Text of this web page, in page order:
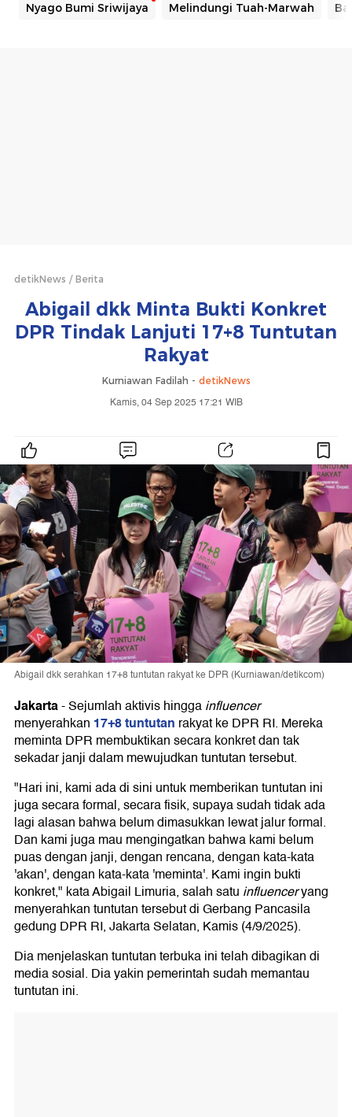
Nyago Bumi Sriwijaya Melindungi Tuah-Marwah
detikNews Berita
Abigail dkk Minta Bukti Konkret
DPR Tindak Lanjuti 17+8 Tuntutan
Rakyat
Kurniawan Fadilah - detikNews
Kamis, 04 Sep 2025 17:21 WIB
Abigail dkk serahkan 17+8 tuntutan rakyat ke DPR (Kurniawan/detikcom)
Jakarta-Sejumlah aktivis hinggainfluencer
menyerahkan 17+8 tuntutan rakyat ke DPR RI. Mereka
meminta DPR membuktikan secara konkret dan tak
sekadar janji dalam mewujudkan tuntutan tersebut.
"Hari ini, kami ada di sini untuk memberikan tuntutan ini
juga secara formal, secara fisik, supaya sudah tidak ada
lagi alasan bahwa belum dimasukkan lewat jalur formal.
Dan kami juga mau mengingatkan bahwa kami belum
puas dengan janji, dengan rencana, dengan kata-kata
'akan', dengan kata-kata 'meminta'. Kami ingin bukti
konkret," kata Abigail Limuria, salah satu influenceryang
menyerahkan tuntutan tersebut di Gerbang Pancasila
gedung DPR RI, Jakarta Selatan, Kamis (4/9/2025).
Dia menjelaskan tuntutan terbuka ini telah dibagikan di
media sosial. Dia yakin pemerintah sudah memantau
tuntutan ini.